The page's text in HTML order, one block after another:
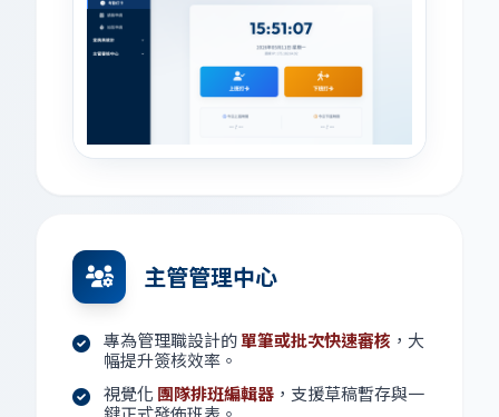
主管管理中心
專為管理職設計的單筆或批次快速審核 ，大
幅提升簽核效率。
視覺化 團隊排班編輯器 ，支援草稿暫存與一